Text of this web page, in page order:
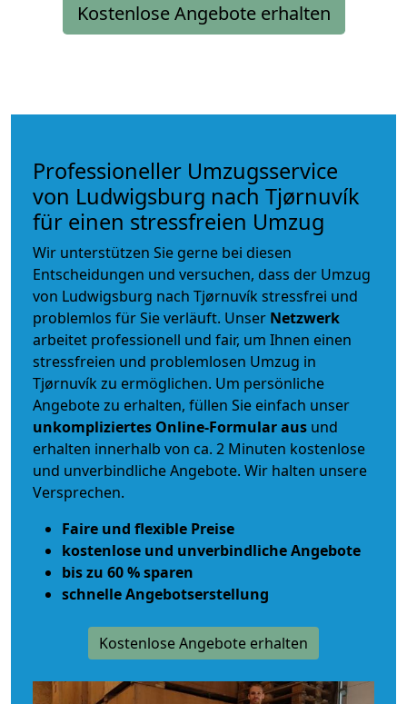
Kostenlose Angebote erhalten
Professioneller Umzugsservice
von Ludwigsburg nach Tjørnuvík
für einen stressfreien Umzug
Wir unterstützen Sie gerne bei diesen
Entscheidungen und versuchen, dass der Umzug
von Ludwigsburg nach Tjørnuvík stressfrei und
problemlos für Sie verläuft. Unser Netzwerk
arbeitet professionell und fair, um Ihnen einen
stressfreien und problemlosen Umzug in
Tjørnuvík zu ermöglichen. Um persönliche
Angebote zu erhalten, füllen Sie einfach unser
unkompliziertes Online-Formular aus und
erhalten innerhalb von ca. 2 Minuten kostenlose
und unverbindliche Angebote. Wir halten unsere
Versprechen.
Faire und flexible Preise
kostenlose und unverbindliche Angebote
bis zu 60 % sparen
schnelle Angebotserstellung
Kostenlose Angebote erhalten